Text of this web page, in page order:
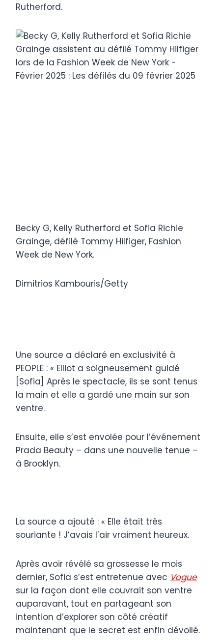
Rutherford.
Becky G, Kelly Rutherford et Sofia Richie
Grainge, défilé Tommy Hilfiger, Fashion
Week de New York.
Dimitrios Kambouris/Getty
Une source a déclaré en exclusivité à
PEOPLE : « Elliot a soigneusement guidé
[Sofia] Après le spectacle, ils se sont tenus
la main et elle a gardé une main sur son
ventre.
Ensuite, elle s’est envolée pour l’événement
Prada Beauty – dans une nouvelle tenue –
à Brooklyn.
La source a ajouté : « Elle était très
souriante ! J’avais l’air vraiment heureux.
Après avoir révélé sa grossesse le mois
dernier, Sofia s’est entretenue avec Vogue
sur la façon dont elle couvrait son ventre
auparavant, tout en partageant son
intention d’explorer son côté créatif
maintenant que le secret est enfin dévoilé.